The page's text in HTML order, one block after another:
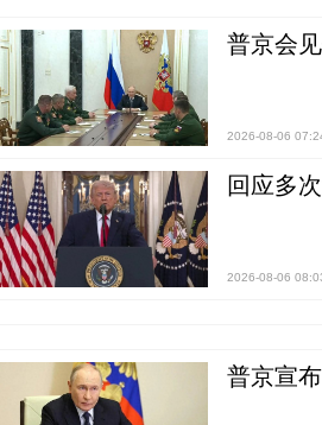
普京会
2026-08-06
回应多
2026-08-06
普京宣